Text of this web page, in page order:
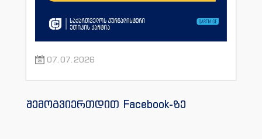
07.07.2026
შემოგვიერთდით Facebook-ზე